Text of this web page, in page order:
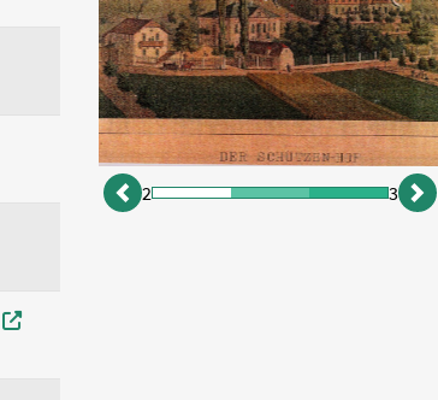
zurück
2 3
vor